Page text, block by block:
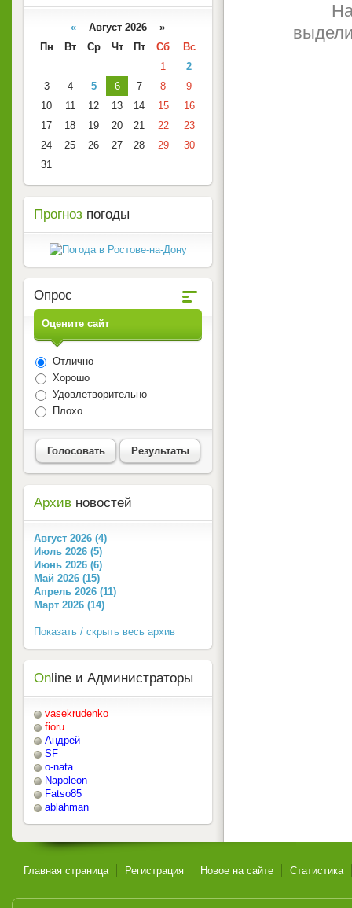
« Август 2026 »
Пн
Вт Ср Чт Пт Сб
Вс
1
2
3
4 5 6 7 8
9
10
11 12 13 14 15
16
17
18 19 20 21 22
23
24
25 26 27 28 29
30
31
Прогноз погоды
Опрос
Оцените сайт
Отлично
Хорошо
Удовлетворительно
Плохо
Голосовать Результаты
Архив новостей
Август 2026 (4)
Июль 2026 (5)
Июнь 2026 (6)
Май 2026 (15)
Апрель 2026 (11)
Март 2026 (14)
Показать / скрыть весь архив
On line и Администраторы
vasekrudenko
fioru
Андрей
SF
o-nata
Napoleon
Fatso85
ablahman
Главная страница Регистрация Новое на сайте Статистика